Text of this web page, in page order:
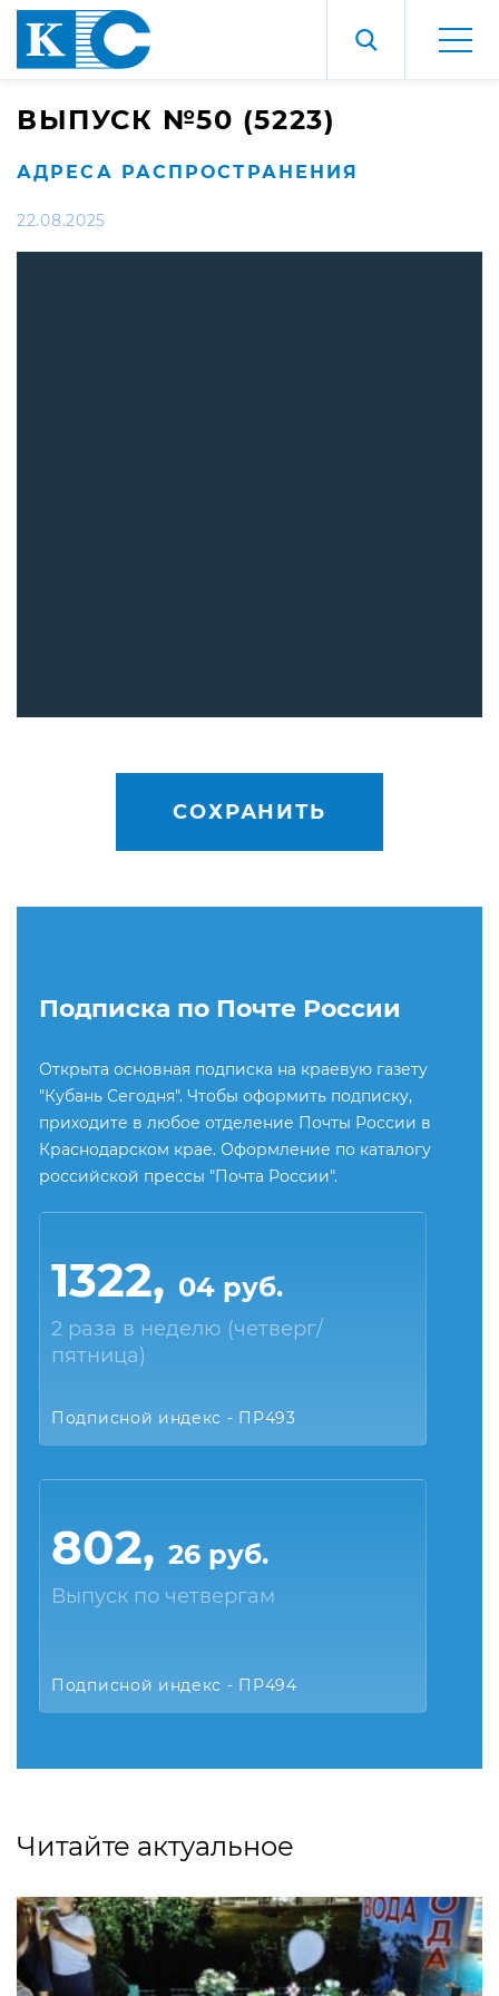
ВЫПУСК №50 (5223)
АДРЕСА РАСПРОСТРАНЕНИЯ
22.08.2025
СОХРАНИТЬ
Подписка по Почте России
Открыта основная подписка на краевую газету
"Кубань Сегодня". Чтобы оформить подписку,
приходите в любое отделение Почты России в
Краснодарском крае. Оформление по каталогу
российской прессы "Почта России".
1322, 04 руб.
2 раза в неделю (четверг/
пятница)
Подписной индекс - ПР493
802, 26 руб.
Выпуск по четвергам
Подписной индекс - ПР494
Читайте актуальное